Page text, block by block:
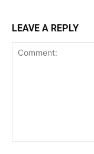
LEAVE A REPLY